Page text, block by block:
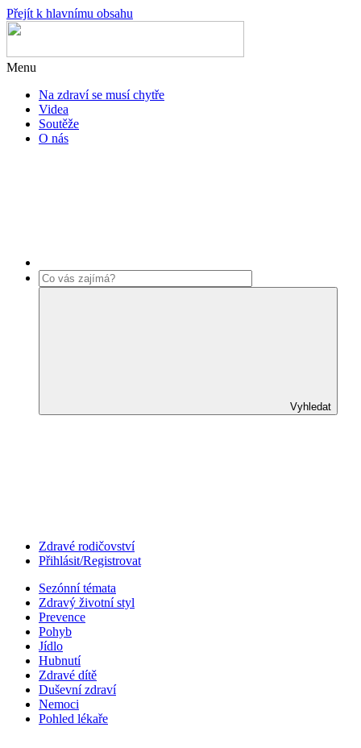
Přejít k hlavnímu obsahu
Menu
Na zdraví se musí chytře
Videa
Soutěže
O nás
Vyhledat
Zdravé rodičovství
Přihlásit/Registrovat
Sezónní témata
Zdravý životní styl
Prevence
Pohyb
Jídlo
Hubnutí
Zdravé dítě
Duševní zdraví
Nemoci
Pohled lékaře